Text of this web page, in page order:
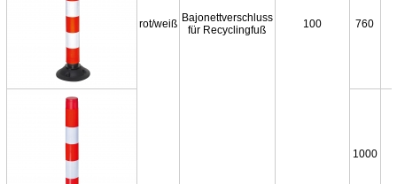
rot/weiß Bajonettverschluss
für Recyclingfuß
100 760
1000